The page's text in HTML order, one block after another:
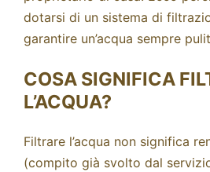
dotarsi di un sistema di
garantire un’acqua sempre
COSA SIGNIFICA
L’ACQUA?
Filtrare l’acqua non significa
(compito già svolto dal